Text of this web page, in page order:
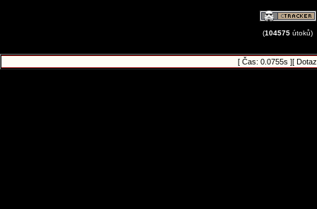
(104575 útoků)
[ Čas: 0.0755s ][